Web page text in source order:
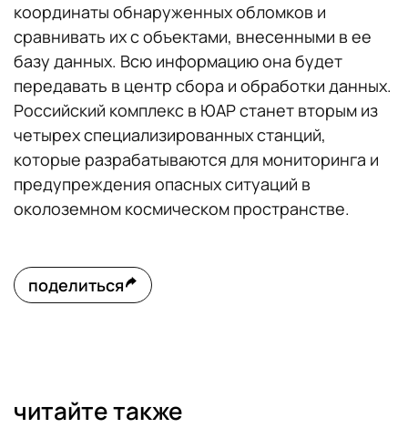
координаты обнаруженных обломков и
сравнивать их с объектами, внесенными в ее
базу данных. Всю информацию она будет
передавать в центр сбора и обработки данных.
Российский комплекс в ЮАР станет вторым из
четырех специализированных станций,
которые разрабатываются для мониторинга и
предупреждения опасных ситуаций в
околоземном космическом пространстве.
поделиться
читайте также